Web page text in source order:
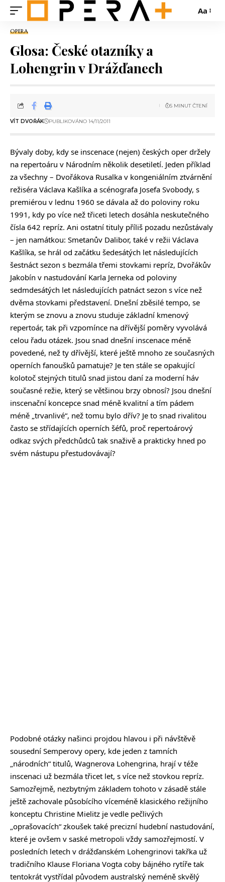
Aa
OPERA
Glosa: České otazníky a
Lohengrin v Drážďanech
VÍT DVOŘÁK PUBLIKOVÁNO 14/11/2011
5 MINUT ČTENÍ
Bývaly doby, kdy se inscenace (nejen) českých oper držely
na repertoáru v Národním několik desetiletí. Jeden příklad
za všechny – Dvořákova Rusalka v kongeniálním ztvárnění
režiséra Václava Kašlíka a scénografa Josefa Svobody, s
premiérou v lednu 1960 se dávala až do poloviny roku
1991, kdy po více než třiceti letech dosáhla neskutečného
čísla 642 repríz. Ani ostatní tituly příliš pozadu nezůstávaly
– jen namátkou: Smetanův Dalibor, také v režii Václava
Kašlíka, se hrál od začátku šedesátých let následujících
šestnáct sezon s bezmála třemi stovkami repríz, Dvořákův
Jakobín v nastudování Karla Jerneka od poloviny
sedmdesátých let následujících patnáct sezon s více než
dvěma stovkami představení. Dnešní zběsilé tempo, se
kterým se znovu a znovu studuje základní kmenový
repertoár, tak při vzpomínce na dřívější poměry vyvolává
celou řadu otázek. Jsou snad dnešní inscenace méně
povedené, než ty dřívější, které ještě mnoho ze současných
operních fanoušků pamatuje? Je ten stále se opakující
kolotoč stejných titulů snad jistou daní za moderní háv
současné režie, který se většinou brzy obnosí? Jsou dnešní
inscenační koncepce snad méně kvalitní a tím pádem
méně „trvanlivé“, než tomu bylo dřív? Je to snad rivalitou
často se střídajících operních šéfů, proč repertoárový
odkaz svých předchůdců tak snaživě a prakticky hned po
svém nástupu přestudovávají?
Podobné otázky našinci projdou hlavou i při návštěvě
sousední Semperovy opery, kde jeden z tamních
„národních“ titulů, Wagnerova Lohengrina, hrají v téže
inscenaci už bezmála třicet let, s více než stovkou repríz.
Samozřejmě, nezbytným základem tohoto v zásadě stále
ještě zachovale působícího víceméně klasického režijního
konceptu Christine Mielitz je vedle pečlivých
„oprašovacích“ zkoušek také precizní hudební nastudování,
které je ovšem v saské metropoli vždy samozřejmostí. V
posledních letech v drážďanském Lohengrinovi takřka už
tradičního Klause Floriana Vogta coby bájného rytíře tak
tentokrát vystřídal původem australský neméně skvělý